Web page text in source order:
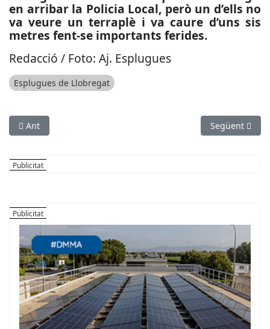
en arribar la Policia Local, però un d’ells no
va veure un terraplè i va caure d’uns sis
metres fent-se importants ferides.
Redacció / Foto: Aj. Esplugues
Esplugues de Llobregat
Article anterior: POLÍTICA: Guillermo Massana, candidat de
Ant Article
Següent